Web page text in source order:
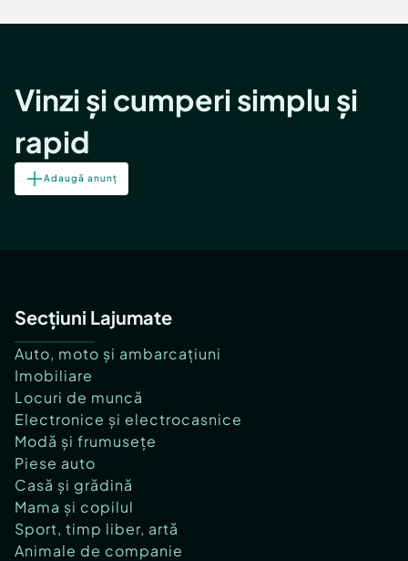
Vinzi și cumperi simplu și
rapid
Adaugă anunț
Secțiuni Lajumate
Auto, moto și ambarcațiuni
Imobiliare
Locuri de muncă
Electronice și electrocasnice
Modă și frumusețe
Piese auto
Casă și grădină
Mama și copilul
Sport, timp liber, artă
Animale de companie